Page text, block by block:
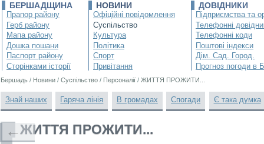
БЕРШАДЩИНА
Прапор району
Герб району
Мапа району
Дошка пошани
Паспорт району
Сторінками історії
НОВИНИ
Офіційні повідомлення
Суспільство
Культура
Політика
Спорт
Привітання
ДОВІДНИКИ
Підприємства та
Телефонні
Телефонні коди
Поштові індекси
Дім. Сад. Город.
Прогноз погоди в
Бершадь / Новини / Суспільство / Персоналії / ЖИТТЯ ПРОЖИТИ...
Знай наших Гаряча лінія В громадах Спогади Є така думка
ЖИТТЯ ПРОЖИТИ...
←